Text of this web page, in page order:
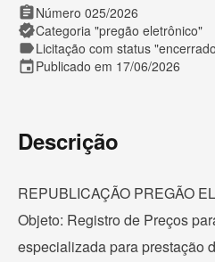
assignmentNúmero 025/2026
verifiedCategoria "pregão eletrônico"
labelLicitação com status
eventPublicado em 17/06/2026
Descrição
REPUBLICAÇÃO PREGÃO
Objeto: Registro de Preços
especializada para prestação